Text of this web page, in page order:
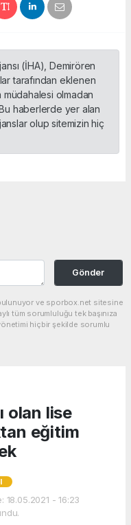
(İHA), Demirören
tarafından eklenen
olmadan
haberlerde yer alan
olup sitemizin hiç
Gönder
bulunuyor ve sporbox.net sitesine
tüm sorumluluğu tek başınıza
hiçbir şekilde sorumlu
olan lise
eğitim
18.05.2021 - 16:23